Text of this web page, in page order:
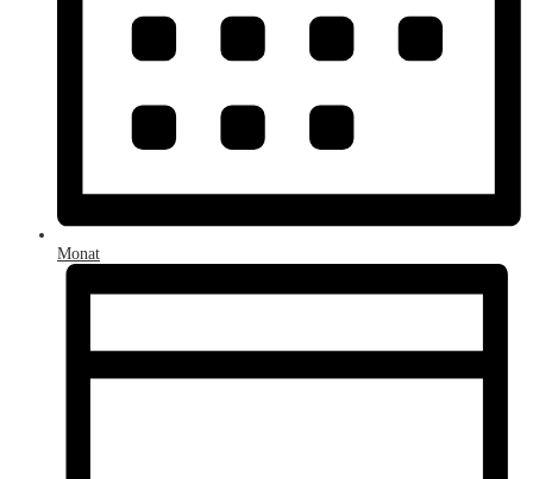
Monat